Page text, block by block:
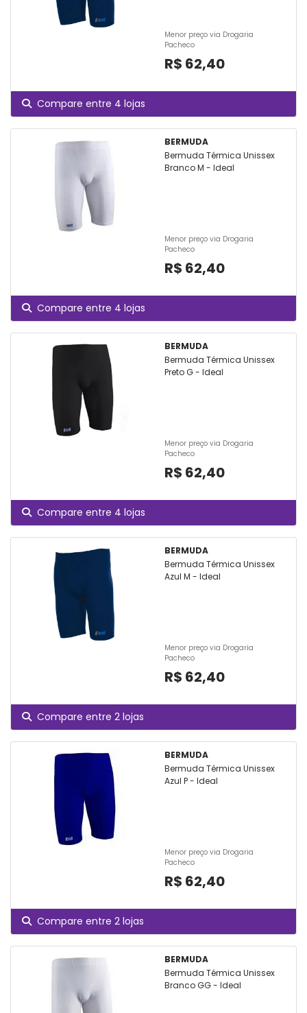
Menor preço via Drogaria
Pacheco
R$ 62,40
Compare entre 4 lojas
BERMUDA
Bermuda Térmica Unissex
Branco M - Ideal
Menor preço via Drogaria
Pacheco
R$ 62,40
Compare entre 4 lojas
BERMUDA
Bermuda Térmica Unissex
Preto G - Ideal
Menor preço via Drogaria
Pacheco
R$ 62,40
Compare entre 4 lojas
BERMUDA
Bermuda Térmica Unissex
Azul M - Ideal
Menor preço via Drogaria
Pacheco
R$ 62,40
Compare entre 2 lojas
BERMUDA
Bermuda Térmica Unissex
Azul P - Ideal
Menor preço via Drogaria
Pacheco
R$ 62,40
Compare entre 2 lojas
BERMUDA
Bermuda Térmica Unissex
Branco GG - Ideal